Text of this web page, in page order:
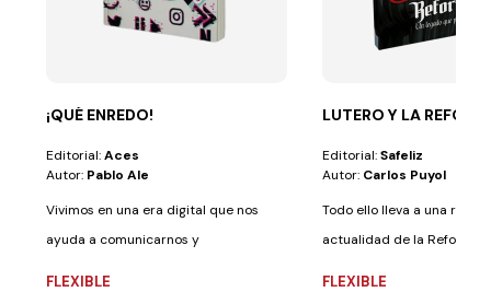
¡QUÉ ENREDO!
Editorial:Aces
Autor: Pablo Ale
Vivimos en una era digital que nos
ayuda a comunicarnos y
FLEXIBLE
LUTERO Y LA
Editorial:Safeliz
Autor: Carlos Puyol
Todo ello lleva a una
actualidad de la Reforma
FLEXIBLE